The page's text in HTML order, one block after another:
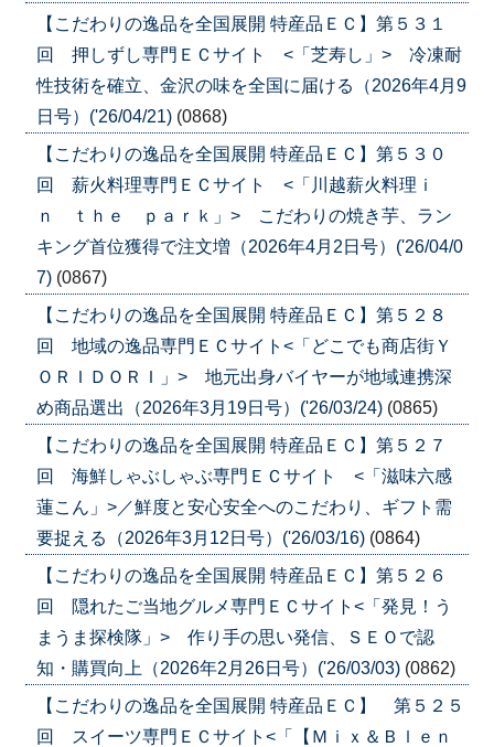
【こだわりの逸品を全国展開 特産品ＥＣ】第５３１
回 押しずし専門ＥＣサイト <「芝寿し」> 冷凍耐
性技術を確立、金沢の味を全国に届ける（2026年4月9
日号）('26/04/21) (0868)
【こだわりの逸品を全国展開 特産品ＥＣ】第５３０
回 薪火料理専門ＥＣサイト <「川越薪火料理ｉ
ｎ ｔｈｅ ｐａｒｋ」> こだわりの焼き芋、ラン
キング首位獲得で注文増（2026年4月2日号）('26/04/0
7) (0867)
【こだわりの逸品を全国展開 特産品ＥＣ】第５２８
回 地域の逸品専門ＥＣサイト<「どこでも商店街Ｙ
ＯＲＩＤＯＲＩ」> 地元出身バイヤーが地域連携深
め商品選出（2026年3月19日号）('26/03/24) (0865)
【こだわりの逸品を全国展開 特産品ＥＣ】第５２７
回 海鮮しゃぶしゃぶ専門ＥＣサイト <「滋味六感
蓮こん」>／鮮度と安心安全へのこだわり、ギフト需
要捉える（2026年3月12日号）('26/03/16) (0864)
【こだわりの逸品を全国展開 特産品ＥＣ】第５２６
回 隠れたご当地グルメ専門ＥＣサイト<「発見！う
まうま探検隊」> 作り手の思い発信、ＳＥＯで認
知・購買向上（2026年2月26日号）('26/03/03) (0862)
【こだわりの逸品を全国展開 特産品ＥＣ】 第５２５
回 スイーツ専門ＥＣサイト<「【Ｍｉｘ＆Ｂｌｅｎ